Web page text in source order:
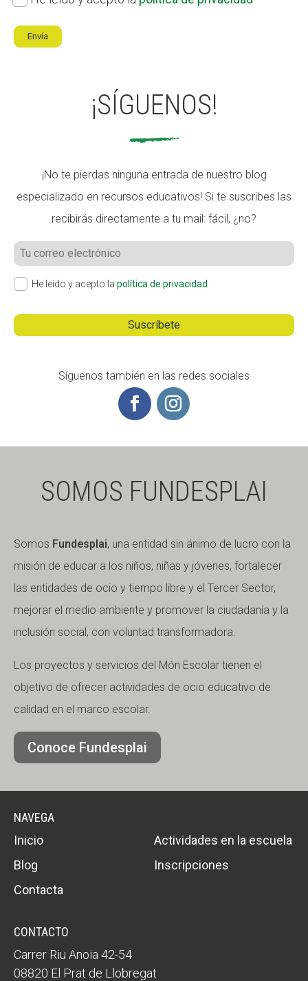
privacidad
¡SÍGUENOS!
¡No te pierdas ninguna entrada de nuestro blog
especializado en recursos educativos! Si te suscribes las
recibirás directamente a tu mail: fácil, ¿no?
He leído y acepto la política de privacidad
Síguenos también en las redes sociales
SOMOS FUNDESPLAI
Somos Fundesplai, una entidad sin ánimo de lucro con la
misión de educar a los niños, niñas y jóvenes, fortalecer
las entidades de ocio y tiempo libre y el Tercer Sector,
mejorar el medio ambiente y promover la ciudadanía y la
inclusión social, con voluntad transformadora.
Los proyectos y servicios del Món Escolar tienen el
objetivo de ofrecer actividades de ocio educativo de
calidad en el marco escolar.
Conoce Fundesplai
NAVEGA
Inicio
Actividades en la escuela
Blog
Inscripciones
Contacta
CONTACTO
Carrer Riu Anoia 42-54
08820 El Prat de Llobregat